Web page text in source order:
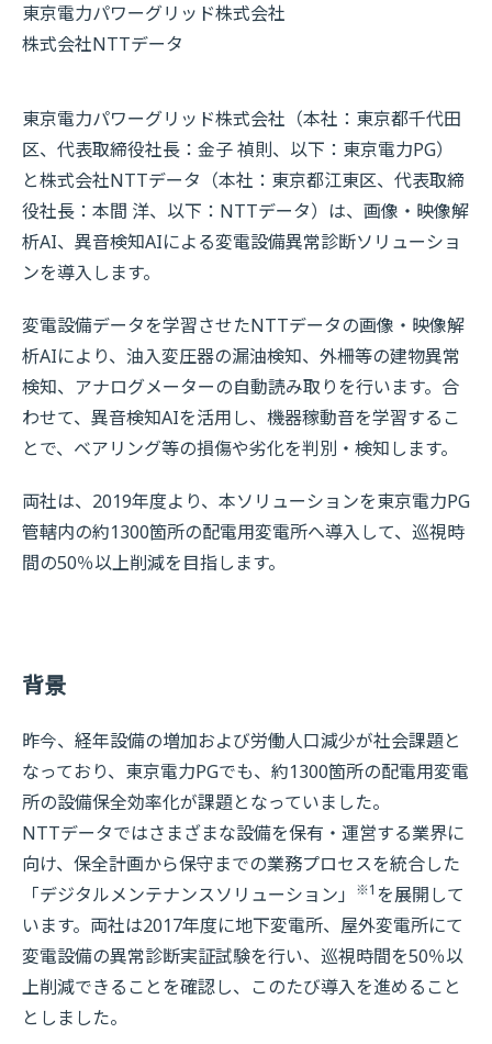
東京電力パワーグリッド株式会社
株式会社NTTデータ
東京電力パワーグリッド株式会社（本社：東京都千代田
区、代表取締役社長：金子 禎則、以下：東京電力PG）
と株式会社NTTデータ（本社：東京都江東区、代表取締
役社長：本間 洋、以下：NTTデータ）は、画像・映像解
析AI、異音検知AIによる変電設備異常診断ソリューショ
ンを導入します。
変電設備データを学習させたNTTデータの画像・映像解
析AIにより、油入変圧器の漏油検知、外柵等の建物異常
検知、アナログメーターの自動読み取りを行います。合
わせて、異音検知AIを活用し、機器稼動音を学習するこ
とで、ベアリング等の損傷や劣化を判別・検知します。
両社は、2019年度より、本ソリューションを東京電力PG
管轄内の約1300箇所の配電用変電所へ導入して、巡視時
間の50％以上削減を目指します。
背景
昨今、経年設備の増加および労働人口減少が社会課題と
なっており、東京電力PGでも、約1300箇所の配電用変電
所の設備保全効率化が課題となっていました。
NTTデータではさまざまな設備を保有・運営する業界に
向け、保全計画から保守までの業務プロセスを統合した
「デジタルメンテナンスソリューション」
※1 を展開して
います。両社は2017年度に地下変電所、屋外変電所にて
変電設備の異常診断実証試験を行い、巡視時間を50％以
上削減できることを確認し、このたび導入を進めること
としました。